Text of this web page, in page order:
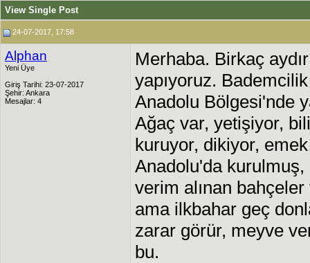
View Single Post
24-07-2017, 17:58
Alphan
Yeni Üye
Giriş Tarihi: 23-07-2017
Şehir: Ankara
Mesajlar: 4
Merhaba. Birkaç
yapıyoruz.
Anadolu Bölgesi'nde
Ağaç var, yetişiyor,
kuruyor, dikiyor,
Anadolu'da kurulmuş,
verim alınan
ama ilkbahar geç
zarar görür, meyve
bu.